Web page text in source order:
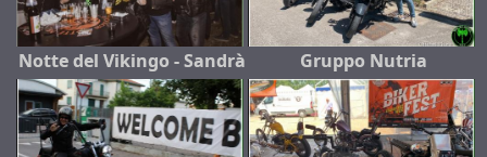
Notte del Vikingo - Sandrà Gruppo Nutria